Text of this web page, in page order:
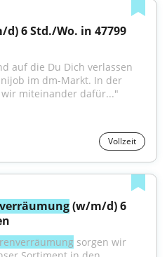
6 Std./Wo. in 47799
auf die Du Dich verlassen
wir miteinander dafür..."
Vollzeit
(w/m/d) 6
sorgen wir